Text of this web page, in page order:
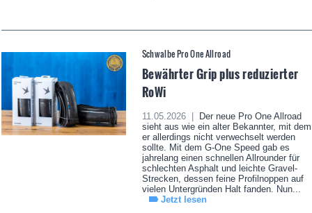
Schwalbe Pro One Allroad
Bewährter Grip plus reduzierter
RoWi
11.05.2026 |
Der neue Pro One Allroad
sieht aus wie ein alter Bekannter, mit dem
er allerdings nicht verwechselt werden
sollte. Mit dem G-One Speed gab es
jahrelang einen schnellen Allrounder für
schlechten Asphalt und leichte Gravel-
Strecken, dessen feine Profilnoppen auf
vielen Untergründen Halt fanden. Nun...
Jetzt lesen